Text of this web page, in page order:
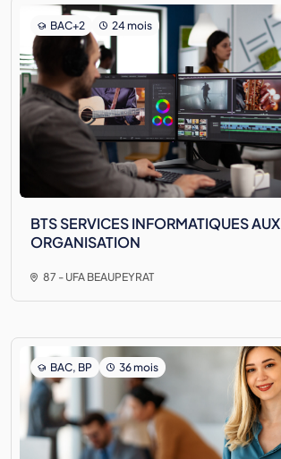
BAC+2 24 mois
BTS SERVICES INFORMATIQUES AUX
ORGANISATION
87 - UFA BEAUPEYRAT
BAC, BP 36 mois